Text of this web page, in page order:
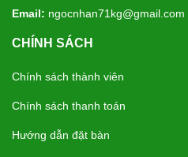
Email: ngocnhan71kg@gmail.com
CHÍNH SÁCH
Chính sách thành viên
Chính sách thanh toán
Hướng dẫn đặt bàn